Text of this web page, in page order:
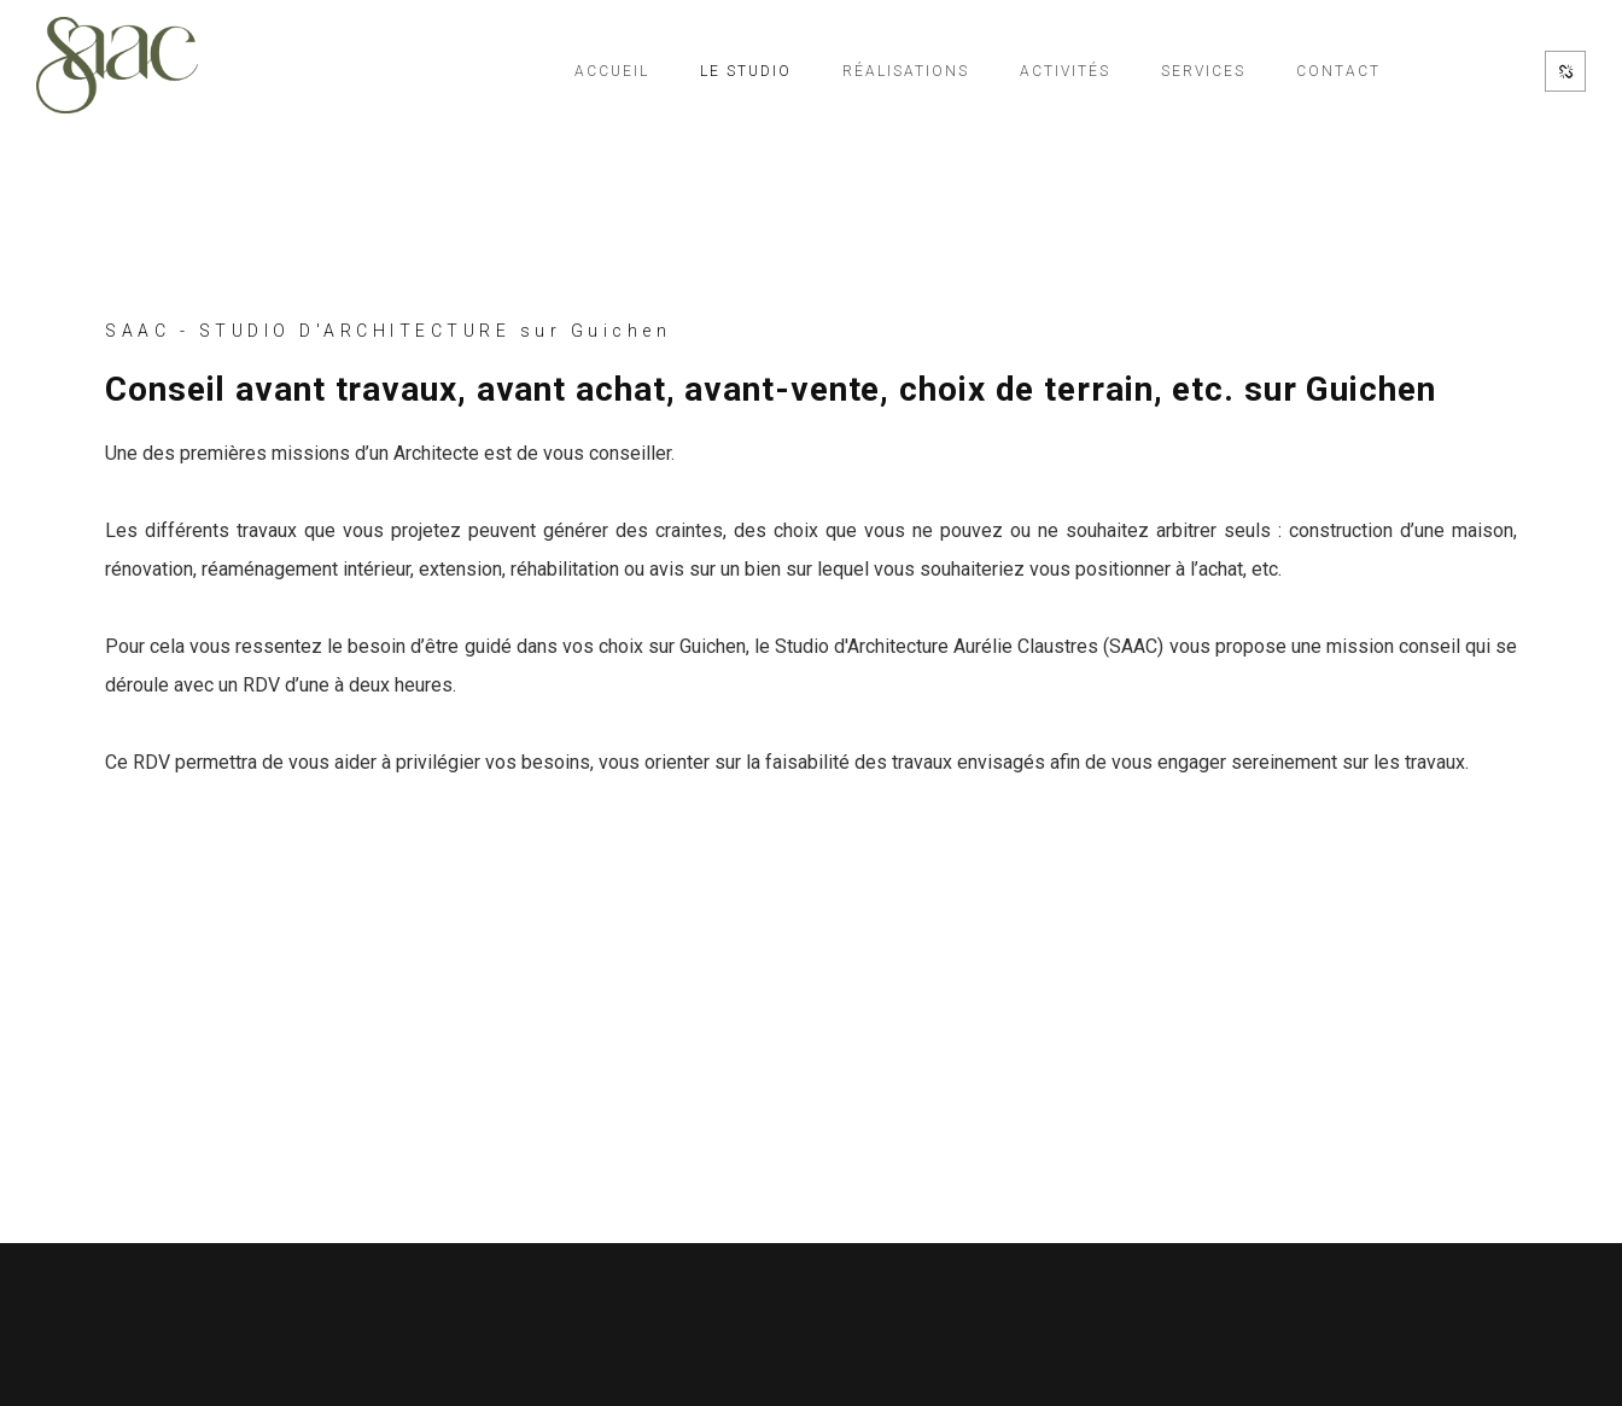
ACCUEIL LE STUDIO RÉALISATIONS ACTIVITÉS SERVICES CONTACT
SAAC - STUDIO D'ARCHITECTURE sur Guichen
Conseil avant travaux, avant achat, avant-vente, choix de terrain, etc. sur Guichen
Une des premières missions d’un Architecte est de vous conseiller.
Les différents travaux que vous projetez peuvent générer des craintes, des choix que vous ne pouvez ou ne souhaitez arbitrer seuls : construction d’une maison,
rénovation, réaménagement intérieur, extension, réhabilitation ou avis sur un bien sur lequel vous souhaiteriez vous positionner à l’achat, etc.
Pour cela vous ressentez le besoin d’être guidé dans vos choix sur Guichen, le Studio d'Architecture Aurélie Claustres (SAAC) vous propose une mission conseil qui se
déroule avec un RDV d’une à deux heures.
Ce RDV permettra de vous aider à privilégier vos besoins, vous orienter sur la faisabilité des travaux envisagés afin de vous engager sereinement sur les travaux.